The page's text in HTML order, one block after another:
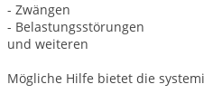
- Zwängen
- Belastungsstörungen
und weiteren
Mögliche Hilfe bietet die